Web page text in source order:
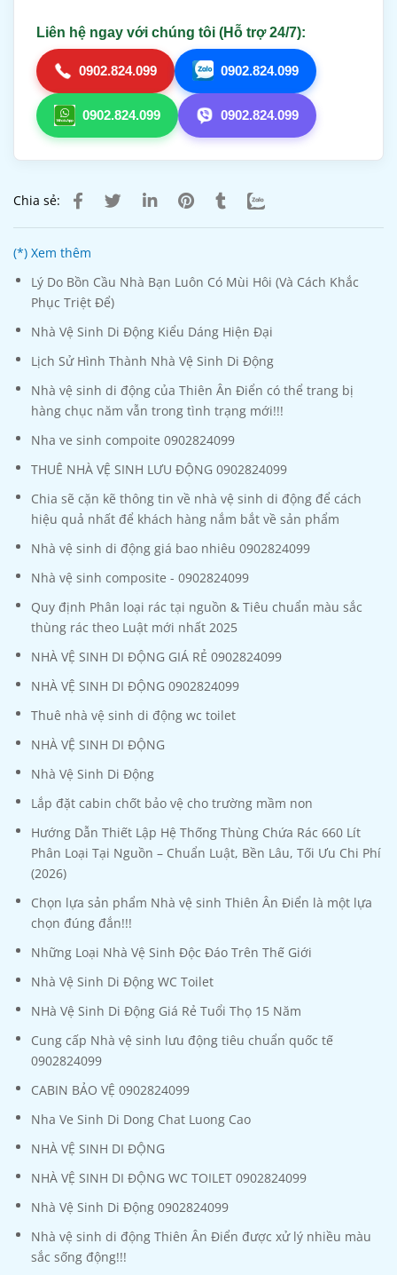
Liên hệ ngay với chúng tôi (Hỗ trợ 24/7):
0902.824.099 0902.824.099
0902.824.099 0902.824.099
Chia sẻ:
(*) Xem thêm
Lý Do Bồn Cầu Nhà Bạn Luôn Có Mùi Hôi (Và Cách Khắc
Phục Triệt Để)
Nhà Vệ Sinh Di Động Kiểu Dáng Hiện Đại
Lịch Sử Hình Thành Nhà Vệ Sinh Di Động
Nhà vệ sinh di động của Thiên Ân Điển có thể trang bị
hàng chục năm vẫn trong tình trạng mới!!!
Nha ve sinh compoite 0902824099
THUÊ NHÀ VỆ SINH LƯU ĐỘNG 0902824099
Chia sẽ cặn kẽ thông tin về nhà vệ sinh di động để cách
hiệu quả nhất để khách hàng nắm bắt về sản phẩm
Nhà vệ sinh di động giá bao nhiêu 0902824099
Nhà vệ sinh composite - 0902824099
Quy định Phân loại rác tại nguồn & Tiêu chuẩn màu sắc
thùng rác theo Luật mới nhất 2025
NHÀ VỆ SINH DI ĐỘNG GIÁ RẺ 0902824099
NHÀ VỆ SINH DI ĐỘNG 0902824099
Thuê nhà vệ sinh di động wc toilet
NHÀ VỆ SINH DI ĐỘNG
Nhà Vệ Sinh Di Động
Lắp đặt cabin chốt bảo vệ cho trường mầm non
Hướng Dẫn Thiết Lập Hệ Thống Thùng Chứa Rác 660 Lít
Phân Loại Tại Nguồn – Chuẩn Luật, Bền Lâu, Tối Ưu Chi Phí
(2026)
Chọn lựa sản phẩm Nhà vệ sinh Thiên Ân Điển là một lựa
chọn đúng đắn!!!
Những Loại Nhà Vệ Sinh Độc Đáo Trên Thế Giới
Nhà Vệ Sinh Di Động WC Toilet
NHà Vệ Sinh Di Động Giá Rẻ Tuổi Thọ 15 Năm
Cung cấp Nhà vệ sinh lưu động tiêu chuẩn quốc tế
0902824099
CABIN BẢO VỆ 0902824099
Nha Ve Sinh Di Dong Chat Luong Cao
NHÀ VỆ SINH DI ĐỘNG
NHÀ VỆ SINH DI ĐỘNG WC TOILET 0902824099
Nhà Vệ Sinh Di Động 0902824099
Nhà vệ sinh di động Thiên Ân Điển được xử lý nhiều màu
sắc sống động!!!